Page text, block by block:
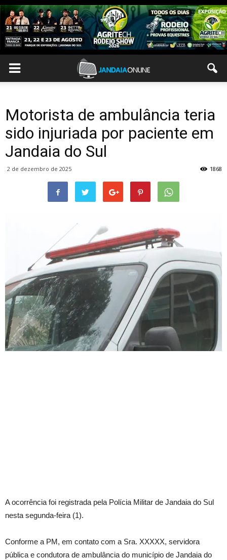
Motorista de ambulância teria
sido injuriada por paciente em
Jandaia do Sul
2 de dezembro de 2025 1868
A ocorrência foi registrada pela Polícia Militar de Jandaia do Sul
nesta segunda-feira (1).
Conforme a PM, em contato com a Sra. XXXXX, servidora
pública e condutora de ambulância do município de Jandaia do